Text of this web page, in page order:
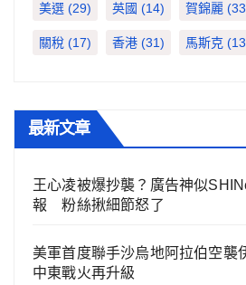
美選 (29) 英國 (14) 賀錦麗
關稅 (17) 香港 (31) 馬斯克
最新文章
王心凌被爆抄襲？廣告神似
報 粉絲揪細節怒了
美軍首度聯手沙烏地阿拉伯空襲
中東戰火再升級